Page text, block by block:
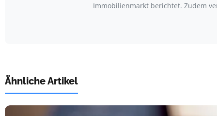
Immobilienmarkt berichtet. Zudem
Ähnliche Artikel